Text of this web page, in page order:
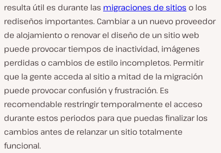
resulta útil es durante las migraciones de sitios o los
rediseños importantes. Cambiar a un nuevo proveedor
de alojamiento o renovar el diseño de un sitio web
puede provocar tiempos de inactividad, imágenes
perdidas o cambios de estilo incompletos. Permitir
que la gente acceda al sitio a mitad de la migración
puede provocar confusión y frustración. Es
recomendable restringir temporalmente el acceso
durante estos periodos para que puedas finalizar los
cambios antes de relanzar un sitio totalmente
funcional.